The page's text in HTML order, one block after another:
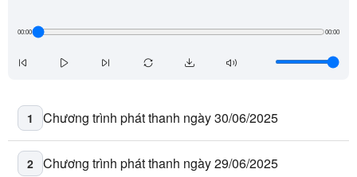
00:00 00:00
1 Chương trình phát thanh ngày 30/06/2025
2 Chương trình phát thanh ngày 29/06/2025